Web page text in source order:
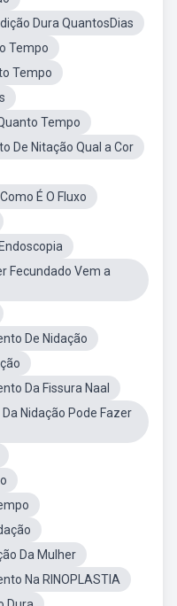
Dura QuantosDias
Tempo
Tempo
Tempo
De Nitação Qual a Cor
É O Fluxo
Fecundado Vem a
De Nidação
Da Fissura Naal
Nidação Pode Fazer
Da Mulher
Na RINOPLASTIA